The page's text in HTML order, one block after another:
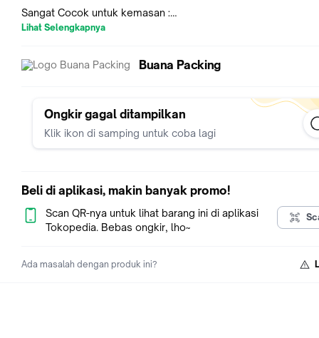
Sangat Cocok untuk kemasan :
Minunan Serbuk
Snack
TIPE (VARIAN)
1. SASET KRAFT
- Material : 100% Paper
2. FULL SILVER
- Kedua sisi silver
- Material : Alumunium Foil
- Tebal : 80Micron
- Material : Alumunium Foil
Lihat Selengkapnya
Buana Packing
Ongkir gagal ditampilkan
Klik ikon di samping untuk coba lagi
Beli di aplikasi, makin banyak promo!
Scan QR-nya untuk lihat barang ini di aplikasi
Tokopedia. Bebas ongkir, lho~
Ada masalah dengan produk ini?